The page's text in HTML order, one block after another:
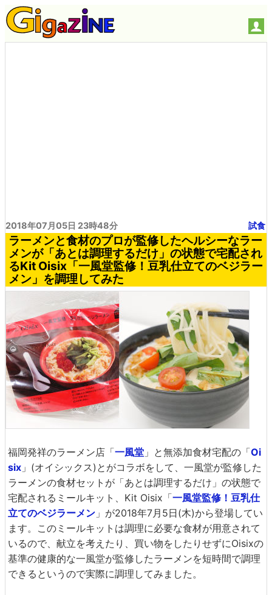
2018年07月05日 23時48分 試食
ラーメンと食材のプロが監修したヘルシーなラー
メンが「あとは調理するだけ」の状態で宅配され
るKit Oisix「一風堂監修！豆乳仕立てのベジラー
メン」を調理してみた
福岡発祥のラーメン店「一風堂 」と無添加食材宅配の「Oi
six 」(オイシックス)とがコラボをして、一風堂が監修した
ラーメンの食材セットが「あとは調理するだけ」の状態で
宅配されるミールキット、Kit Oisix「一風堂監修！豆乳仕
立てのベジラーメン 」が2018年7月5日(木)から登場してい
ます。このミールキットは調理に必要な食材が用意されて
いるので、献立を考えたり、買い物をしたりせずにOisixの
基準の健康的な一風堂が監修したラーメンを短時間で調理
できるというので実際に調理してみました。